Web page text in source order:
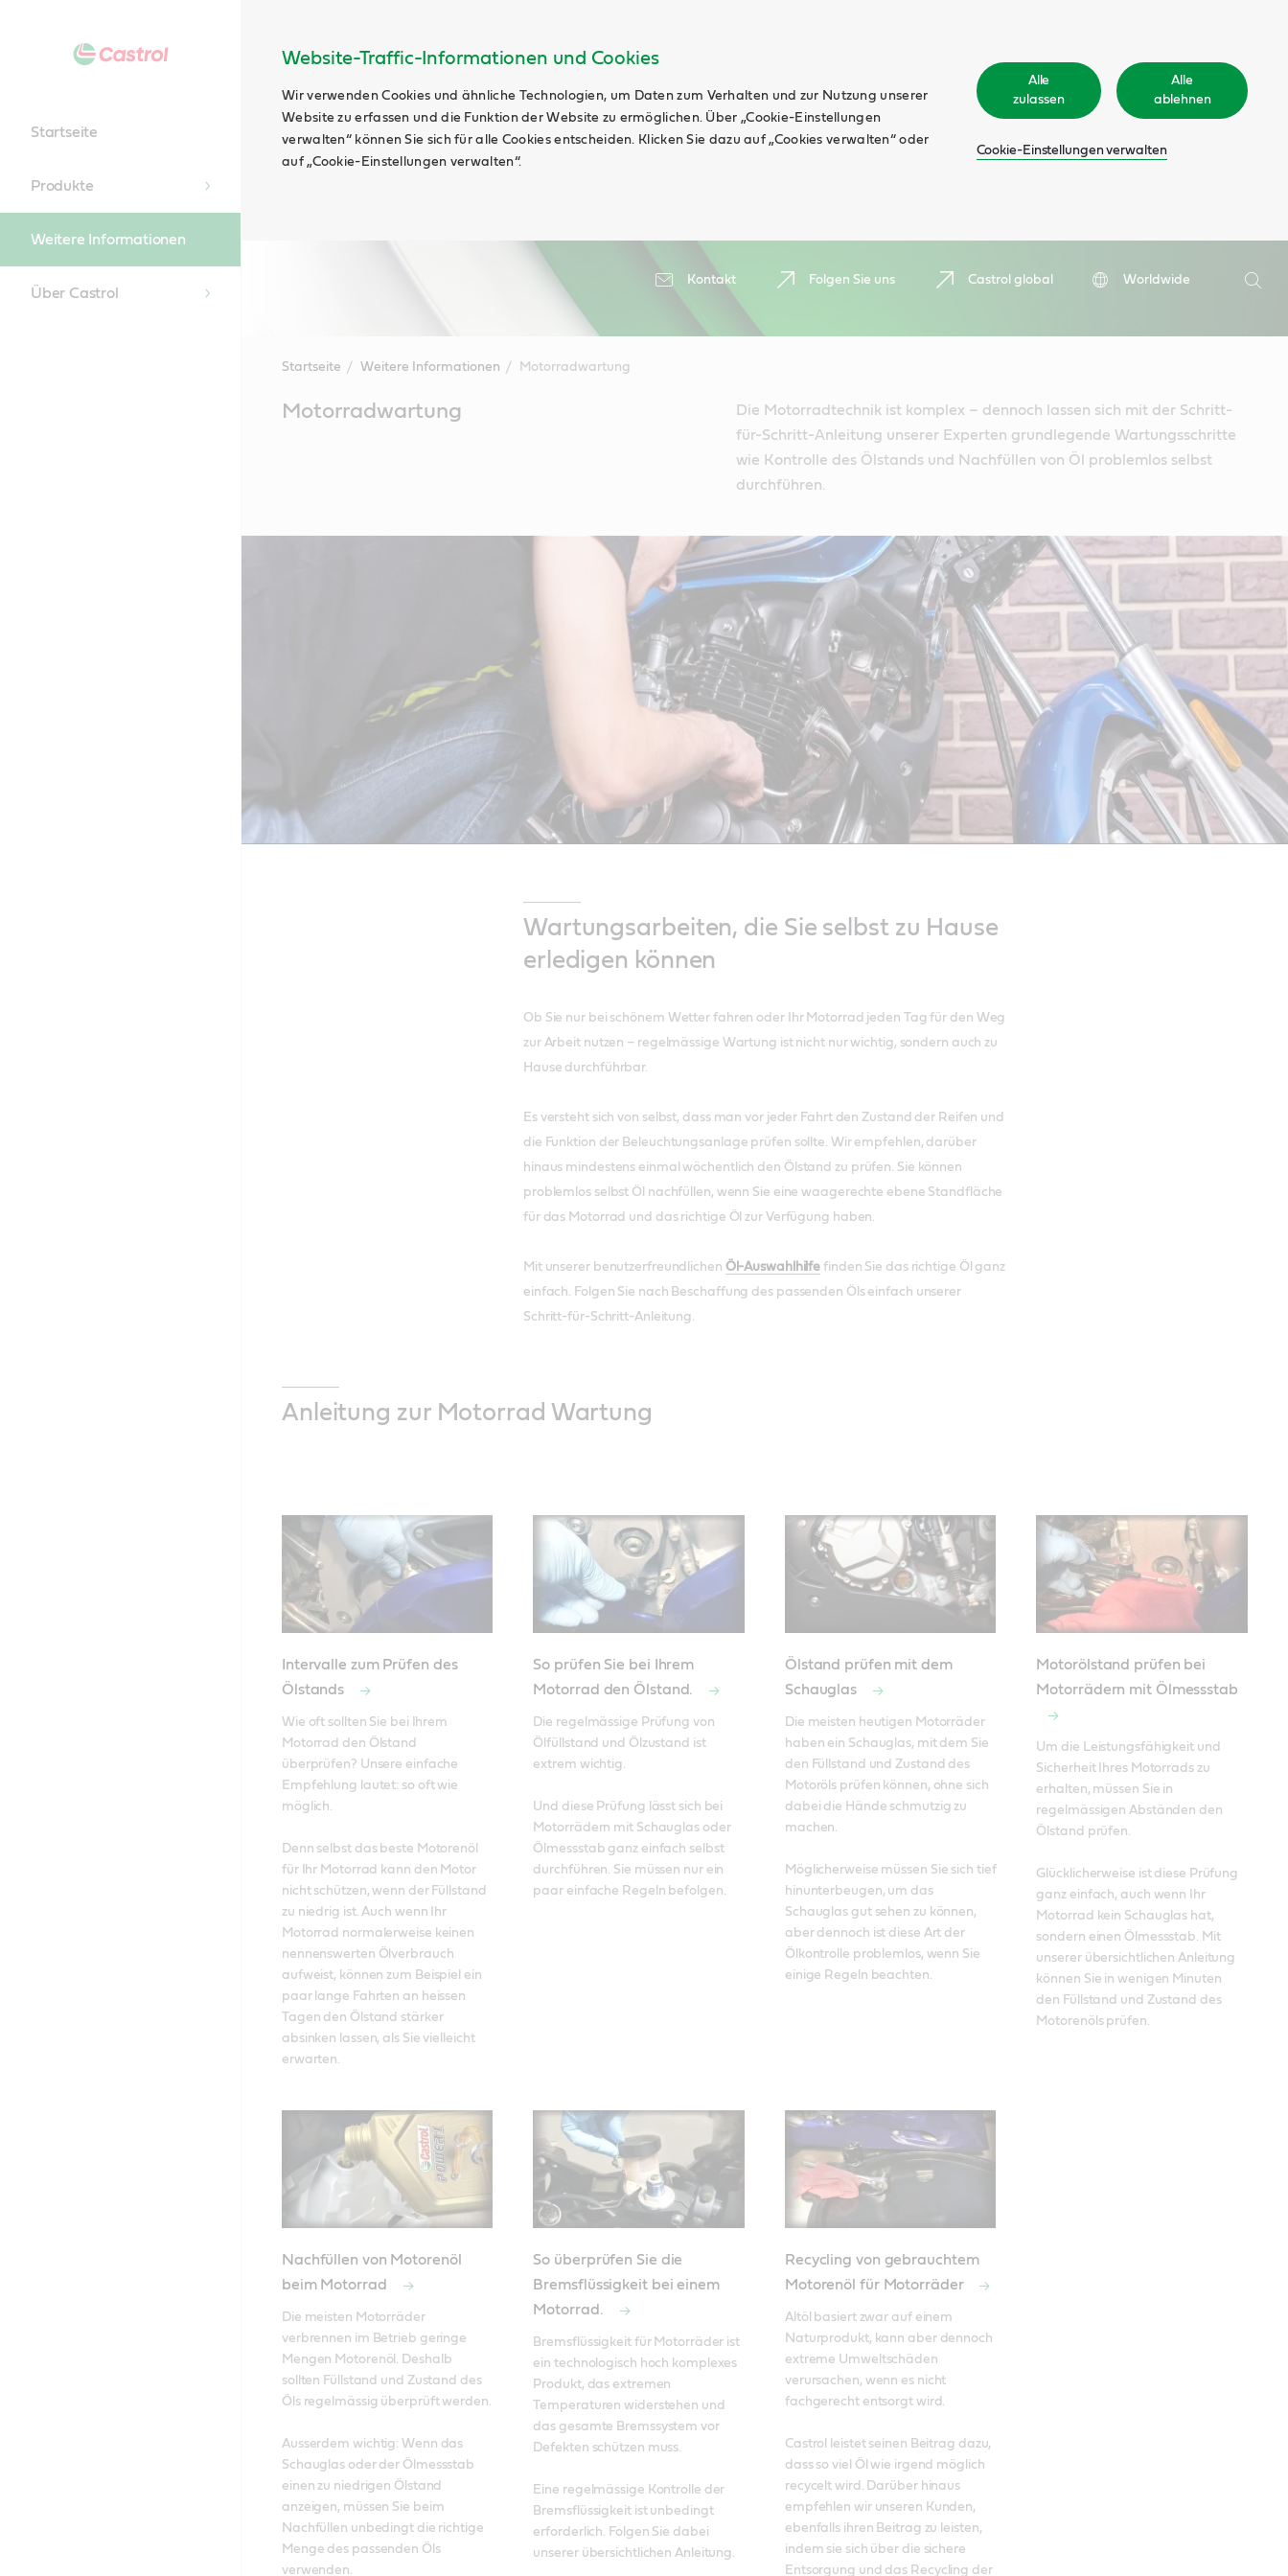
Website-Traffic-Informationen und Cookies
Wir verwenden Cookies und ähnliche Technologien, um Daten zum Verhalten und zur Nutzung unserer
Website zu erfassen und die Funktion der Website zu ermöglichen. Über „Cookie-Einstellungen
verwalten“ können Sie sich für alle Cookies entscheiden. Klicken Sie dazu auf „Cookies verwalten“ oder
auf „Cookie-Einstellungen verwalten“.
Alle
zulassen
Alle
ablehnen
Cookie-Einstellungen verwalten
Kontakt Folgen Sie uns Castrol global
Worldwide
Suche
Startseite
Produkte
Weitere Informationen
Über Castrol
Startseite Weitere Informationen Motorradwartung
ContentMotorradwartung
Die Motorradtechnik ist komplex – dennoch lassen sich mit der Schritt-
für-Schritt-Anleitung unserer Experten grundlegende Wartungsschritte
wie Kontrolle des Ölstands und Nachfüllen von Öl problemlos selbst
durchführen.
Wartungsarbeiten, die Sie selbst zu Hause
erledigen können
Ob Sie nur bei schönem Wetter fahren oder Ihr Motorrad jeden Tag für den Weg
zur Arbeit nutzen – regelmässige Wartung ist nicht nur wichtig, sondern auch zu
Hause durchführbar.
Es versteht sich von selbst, dass man vor jeder Fahrt den Zustand der Reifen und
die Funktion der Beleuchtungsanlage prüfen sollte. Wir empfehlen, darüber
hinaus mindestens einmal wöchentlich den Ölstand zu prüfen. Sie können
problemlos selbst Öl nachfüllen, wenn Sie eine waagerechte ebene Standfläche
für das Motorrad und das richtige Öl zur Verfügung haben.
Mit unserer benutzerfreundlichen Öl-Auswahlhilfe finden Sie das richtige Öl ganz
einfach. Folgen Sie nach Beschaffung des passenden Öls einfach unserer
Schritt-für-Schritt-Anleitung.
Anleitung zur Motorrad Wartung
Intervalle zum Prüfen des
Ölstands
Wie oft sollten Sie bei Ihrem
Motorrad den Ölstand
überprüfen? Unsere einfache
Empfehlung lautet: so oft wie
möglich.
Denn selbst das beste Motorenöl
für Ihr Motorrad kann den Motor
nicht schützen, wenn der Füllstand
zu niedrig ist. Auch wenn Ihr
Motorrad normalerweise keinen
nennenswerten Ölverbrauch
aufweist, können zum Beispiel ein
paar lange Fahrten an heissen
Tagen den Ölstand stärker
absinken lassen, als Sie vielleicht
erwarten.
So prüfen Sie bei Ihrem
Motorrad den Ölstand.
Die regelmässige Prüfung von
Ölfüllstand und Ölzustand ist
extrem wichtig.
Und diese Prüfung lässt sich bei
Motorrädern mit Schauglas oder
Ölmessstab ganz einfach selbst
durchführen. Sie müssen nur ein
paar einfache Regeln befolgen.
Ölstand prüfen mit dem
Schauglas
Die meisten heutigen Motorräder
haben ein Schauglas, mit dem Sie
den Füllstand und Zustand des
Motoröls prüfen können, ohne sich
dabei die Hände schmutzig zu
machen.
Möglicherweise müssen Sie sich tief
hinunterbeugen, um das
Schauglas gut sehen zu können,
aber dennoch ist diese Art der
Ölkontrolle problemlos, wenn Sie
einige Regeln beachten.
Motorölstand prüfen bei
Motorrädern mit Ölmessstab
Um die Leistungsfähigkeit und
Sicherheit Ihres Motorrads zu
erhalten, müssen Sie in
regelmässigen Abständen den
Ölstand prüfen.
Glücklicherweise ist diese Prüfung
ganz einfach, auch wenn Ihr
Motorrad kein Schauglas hat,
sondern einen Ölmessstab. Mit
unserer übersichtlichen Anleitung
können Sie in wenigen Minuten
den Füllstand und Zustand des
Motorenöls prüfen.
Nachfüllen von Motorenöl
beim Motorrad
Die meisten Motorräder
verbrennen im Betrieb geringe
Mengen Motorenöl. Deshalb
sollten Füllstand und Zustand des
Öls regelmässig überprüft werden.
Ausserdem wichtig: Wenn das
Schauglas oder der Ölmessstab
einen zu niedrigen Ölstand
anzeigen, müssen Sie beim
Nachfüllen unbedingt die richtige
Menge des passenden Öls
verwenden.
So überprüfen Sie die
Bremsflüssigkeit bei einem
Motorrad.
Bremsflüssigkeit für Motorräder ist
ein technologisch hoch komplexes
Produkt, das extremen
Temperaturen widerstehen und
das gesamte Bremssystem vor
Defekten schützen muss.
Eine regelmässige Kontrolle der
Bremsflüssigkeit ist unbedingt
erforderlich. Folgen Sie dabei
unserer übersichtlichen Anleitung.
Recycling von gebrauchtem
Motorenöl für Motorräder
Altöl basiert zwar auf einem
Naturprodukt, kann aber dennoch
extreme Umweltschäden
verursachen, wenn es nicht
fachgerecht entsorgt wird.
Castrol leistet seinen Beitrag dazu,
dass so viel Öl wie irgend möglich
recycelt wird. Darüber hinaus
empfehlen wir unseren Kunden,
ebenfalls ihren Beitrag zu leisten,
indem sie sich über die sichere
Entsorgung und das Recycling der